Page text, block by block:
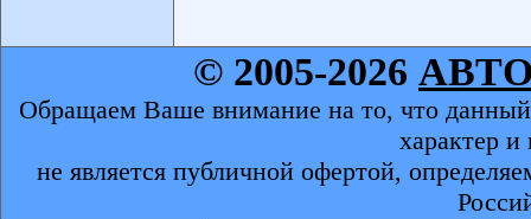
© 2005-2026
Обращаем Ваше внимание на то, что
характер
не является публичной офертой,